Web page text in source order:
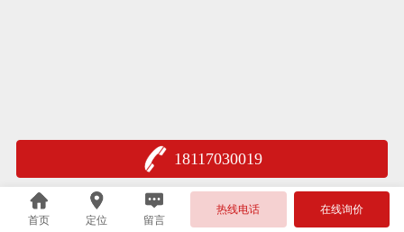
18117030019
首页 定位 留言
热线电话 在线询价